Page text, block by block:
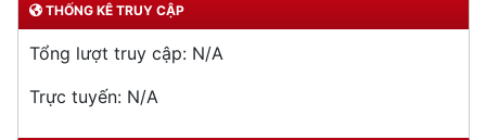
THỐNG KÊ TRUY CẬP
Tổng lượt truy cập: N/A
Trực tuyến: N/A